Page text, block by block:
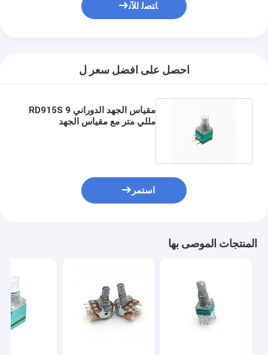
ﺎﺘﺼﻟ ﺍﻶﻧ
احصل على افضل سعر ل
مقياس الجهد الدوراني RD915S 9
مللي متر مع مقياس الجهد
استمر
المنتجات الموصى بها